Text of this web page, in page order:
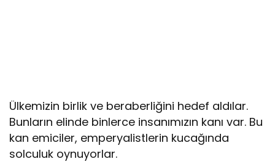
Ülkemizin birlik ve beraberliğini hedef aldılar.
Bunların elinde binlerce insanımızın kanı var. Bu
kan emiciler, emperyalistlerin kucağında
solculuk oynuyorlar.